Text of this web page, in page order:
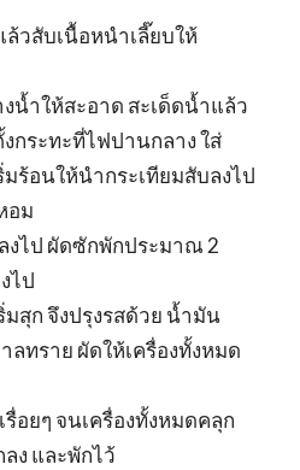
วสับเนื้อหนำเลี๊ยบให้
น้ำให้สะอาด สะเด็ดน้ำแล้ว
กระทะที่ไฟปานกลาง ใส่
ร้อนให้นำกระเทียมสับลงไป
อม
งไป ผัดซักพักประมาณ 2
ไป
มสุก จึงปรุงรสด้วย น้ำมัน
ทราย ผัดให้เครื่องทั้งหมด
อยๆ จนเครื่องทั้งหมดคลุก
ง และพักไว้